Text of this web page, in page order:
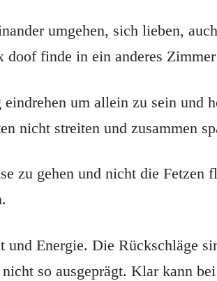
umgehen, sich lieben,
finde in ein anderes
um allein zu sein und
nicht streiten und zusammen
zu gehen und nicht die
Energie. Die Rückschläge
so ausgeprägt. Klar kann